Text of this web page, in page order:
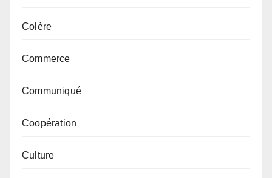
Colère
Commerce
Communiqué
Coopération
Culture